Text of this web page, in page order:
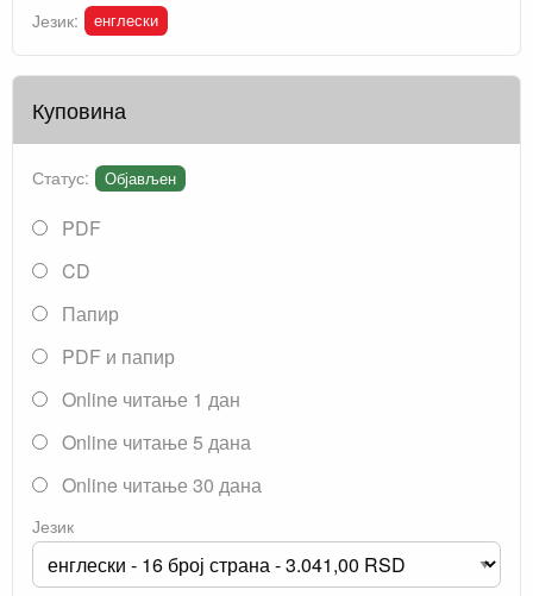
Језик: енглески
Куповина
Статус: Објављен
PDF
CD
Папир
PDF и папир
Online читање 1 дан
Online читање 5 дана
Online читање 30 дана
Језик